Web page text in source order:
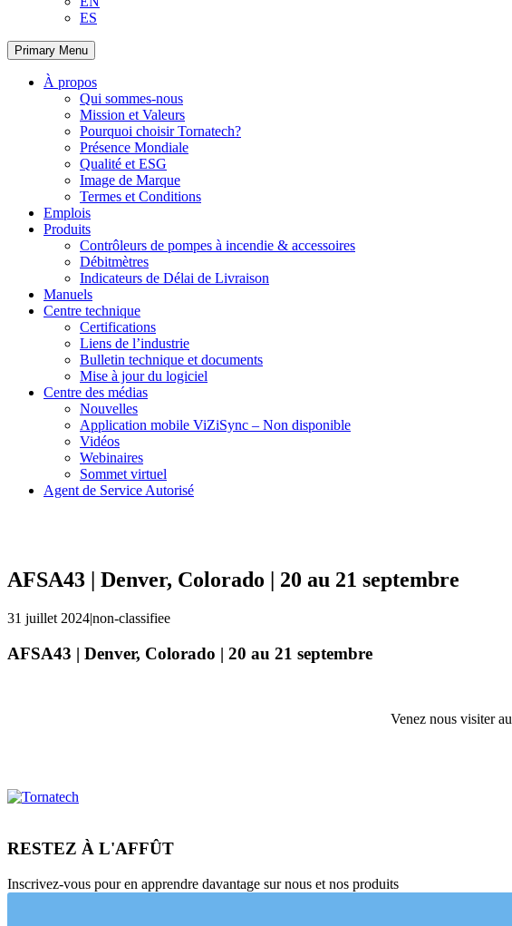
ES
Primary Menu
À propos
Qui sommes-nous
Mission et Valeurs
Pourquoi choisir Tornatech?
Présence Mondiale
Qualité et ESG
Image de Marque
Termes et Conditions
Emplois
Produits
Contrôleurs de pompes à incendie & accessoires
Débitmètres
Indicateurs de Délai de Livraison
Manuels
Centre technique
Certifications
Liens de l’industrie
Bulletin technique et documents
Mise à jour du logiciel
Centre des médias
Nouvelles
Application mobile ViZiSync – Non disponible
Vidéos
Webinaires
Sommet virtuel
Agent de Service Autorisé
AFSA43 | Denver, Colorado | 20 au 21 septembre
31 juillet 2024|non-classifiee
AFSA43 | Denver, Colorado | 20 au 21 septembre
Venez nous visiter au
RESTEZ À L'AFFÛT
Inscrivez-vous pour en apprendre davantage sur nous et nos produits